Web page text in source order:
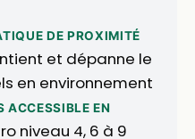
DE PROXIMITÉ
et dépanne le
en environnement
ACCESSIBLE EN
niveau 4, 6 à 9